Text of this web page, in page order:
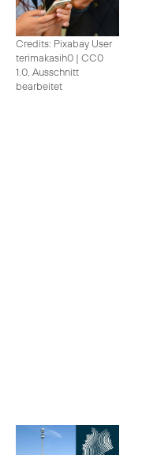
Credits: Pixabay User
terimakasih0 | CC0
1.0, Ausschnitt
bearbeitet